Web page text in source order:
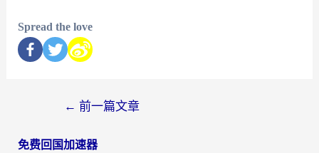
Spread the love
← 前一篇文章
免费回国加速器